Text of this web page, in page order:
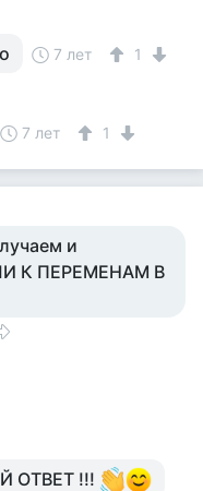
7 лет 1
7 лет 1
и
К ПЕРЕМЕНАМ В
ОТВЕТ !!!